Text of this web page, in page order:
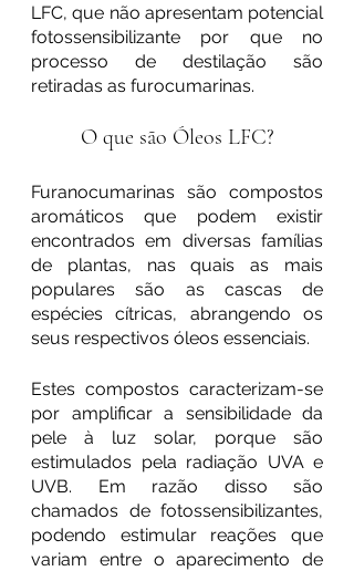
LFC, que não apresentam potencial
fotossensibilizante por que no
processo de destilação são
retiradas as furocumarinas.
O que são Óleos LFC?
Furanocumarinas são compostos
aromáticos que podem existir
encontrados em diversas famílias
de plantas, nas quais as mais
populares são as cascas de
espécies cítricas, abrangendo os
seus respectivos óleos essenciais.
Estes compostos caracterizam-se
por amplificar a sensibilidade da
pele à luz solar, porque são
estimulados pela radiação UVA e
UVB. Em razão disso são
chamados de fotossensibilizantes,
podendo estimular reações que
variam entre o aparecimento de